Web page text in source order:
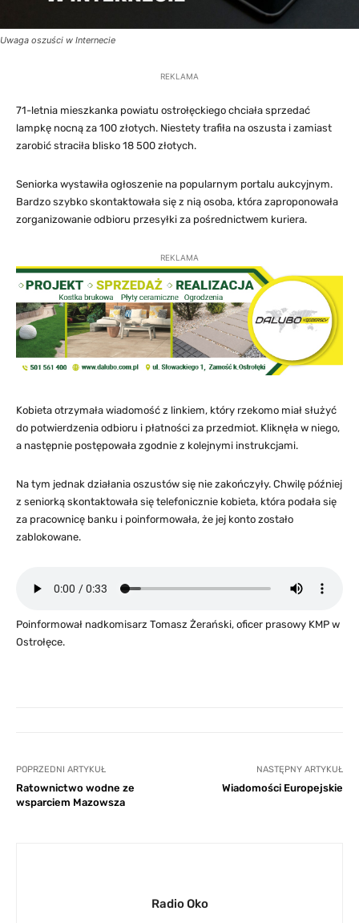
Uwaga oszuści w Internecie
REKLAMA
71-letnia mieszkanka powiatu ostrołęckiego chciała sprzedać
lampkę nocną za 100 złotych. Niestety trafiła na oszusta i zamiast
zarobić straciła blisko 18 500 złotych.
Seniorka wystawiła ogłoszenie na popularnym portalu aukcyjnym.
Bardzo szybko skontaktowała się z nią osoba, która zaproponowała
zorganizowanie odbioru przesyłki za pośrednictwem kuriera.
REKLAMA
Kobieta otrzymała wiadomość z linkiem, który rzekomo miał służyć
do potwierdzenia odbioru i płatności za przedmiot. Kliknęła w niego,
a następnie postępowała zgodnie z kolejnymi instrukcjami.
Na tym jednak działania oszustów się nie zakończyły. Chwilę później
z seniorką skontaktowała się telefonicznie kobieta, która podała się
za pracownicę banku i poinformowała, że jej konto zostało
zablokowane.
Poinformował nadkomisarz Tomasz Żerański, oficer prasowy KMP w
Ostrołęce.
POPRZEDNI ARTYKUŁ
Ratownictwo wodne ze
wsparciem Mazowsza
NASTĘPNY ARTYKUŁ
Wiadomości Europejskie
Radio Oko